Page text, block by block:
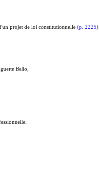
projet de loi constitutionnelle (p. 2225).
Bello,